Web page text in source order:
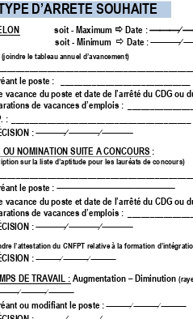
D’ARRETE SOUHAITE
soit - Maximum  Date : 
soit - Minimum  Date : 
(joindre le tableau annuel d’avancement)
le poste :
vacance du poste et date de l’arrêté du CDG ou
de vacances d’emplois :
:
:   
OU NOMINATION SUITE A CONCOURS :
sur la liste d’aptitude pour l es lauréats de concours)
le poste : 
vacance du poste et date de l’arrêté du CDG ou
de vacances d’emplois :
:   
l’attestation du CNFPT relative à la formation
:   
DE TRAVAIL : Augmentation – Diminution
 
ou modifiant le poste :   